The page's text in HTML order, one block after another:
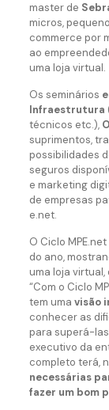
master de
micros,
commerce por
ao
uma loja virtual.
Os seminários
Infraestrutura
técnicos etc.),
suprimentos,
possibilidades
seguros
e marketing
de empresas
e.net.
O Ciclo
do ano,
uma loja
“Com o Ciclo
tem uma visão
conhecer as
para superá-
executivo da
completo terá,
necessárias
fazer um bom